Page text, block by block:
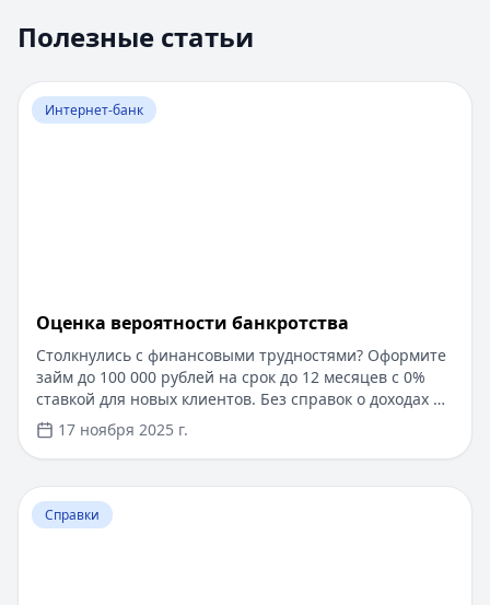
Полезные статьи
Перейти к статье: Оценка вероятности банкротства
Интернет-банк
Оценка вероятности банкротства
Столкнулись с финансовыми трудностями? Оформите
займ до 100 000 рублей на срок до 12 месяцев с 0%
ставкой для новых клиентов. Без справок о доходах и
документов — решение за 5 минут. Получите деньги
быстро и прозрачно через проверенные сервисы.
17 ноября 2025 г.
Перейти к статье:
Справки